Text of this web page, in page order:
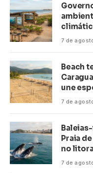
7 de
Beach
une
7 de
Praia
no
7 de